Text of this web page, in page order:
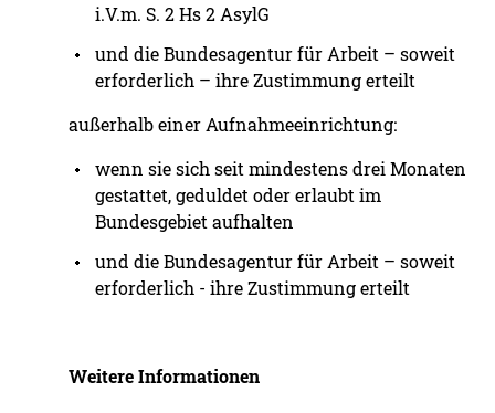
i.V.m. S. 2 Hs 2 AsylG
und die Bundesagentur für Arbeit – soweit
erforderlich – ihre Zustimmung erteilt
außerhalb einer Aufnahmeeinrichtung:
wenn sie sich seit mindestens drei Monaten
gestattet, geduldet oder erlaubt im
Bundesgebiet aufhalten
und die Bundesagentur für Arbeit – soweit
erforderlich - ihre Zustimmung erteilt
Weitere Informationen